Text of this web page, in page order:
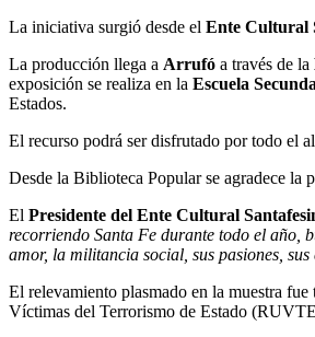
La iniciativa surgió desde el Ente Cultural
La producción llega a Arrufó a través de la
exposición se realiza en la Escuela
Estados.
El recurso podrá ser disfrutado por todo el
Desde la Biblioteca Popular se agradece la
El Presidente del Ente Cultural
recorriendo Santa Fe durante todo el año,
amor, la militancia social, sus pasiones,
El relevamiento plasmado en la muestra
Víctimas del Terrorismo de Estado